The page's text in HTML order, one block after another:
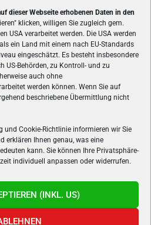
dieser Webseite erhobenen Daten in den
klicken, willigen Sie zugleich gem.
USA verarbeitet werden. Die USA werden
ein Land mit einem nach EU-Standards
eingeschätzt. Es besteht insbesondere
US-Behörden, zu Kontroll- und zu
auch ohne
werden können. Wenn Sie auf
beschriebene Übermittlung nicht
und Cookie-Richtlinie informieren wir Sie
erklären Ihnen genau, was eine
kann. Sie können Ihre Privatsphäre-
individuell anpassen oder widerrufen.
(INKL. US)
UNS
Gamers.at ist das älteste Online-
und bringt täglich aktuelle News,
und Konsolenspielen, Gaming-
der Welt des e-Sport's.
UNS